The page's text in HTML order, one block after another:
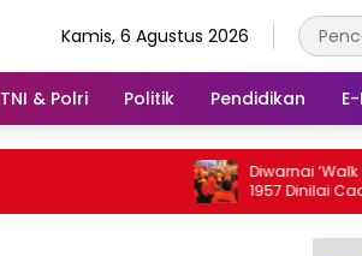
Kamis, 6 Agustus 2026
TNI & Polri Politik Pendidikan
Diwarnai ‘Walk Out’,
1957 Dinilai Cacat